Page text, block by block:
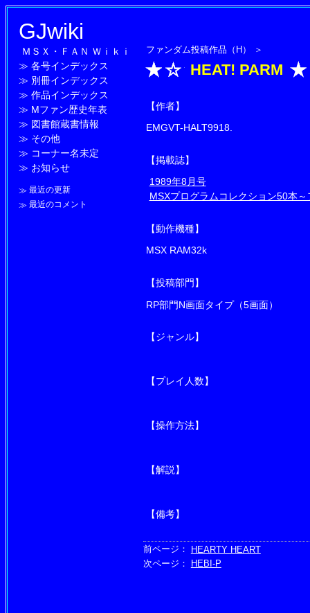
GJwiki
ＭＳＸ・ＦＡＮ Ｗｉｋｉ
≫ 各号インデックス
≫ 別冊インデックス
≫ 作品インデックス
≫ Mファン歴史年表
≫ 図書館蔵書情報
≫ その他
≫ コーナー名未定
≫ お知らせ
≫ 最近の更新
≫ 最近のコメント
ファンダム投稿作品（H） ＞
HEAT! PARM
【作者】
EMGVT-HALT9918.
【掲載誌】
1989年8月号
MSXプログラムコレクション50本
【動作機種】
MSX RAM32k
【投稿部門】
RP部門N画面タイプ（5画面）
【ジャンル】
【プレイ人数】
【操作方法】
【解説】
【備考】
前ページ：
HEARTY HEART
次ページ：
HEBI-P